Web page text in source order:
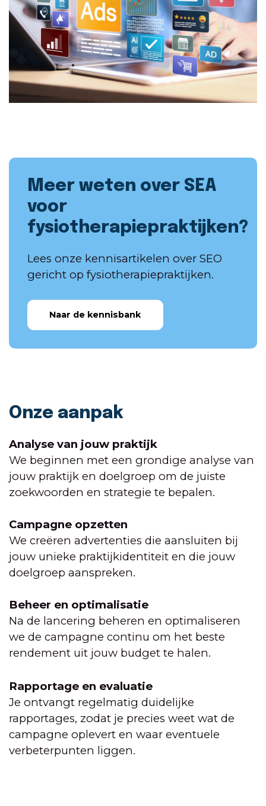
Meer weten over SEA
voor
fysiotherapiepraktijken?
Lees onze kennisartikelen over SEO
gericht op fysiotherapiepraktijken.
Naar de kennisbank
Onze aanpak
Analyse van jouw praktijk
We beginnen met een grondige analyse van
jouw praktijk en doelgroep om de juiste
zoekwoorden en strategie te bepalen.
Campagne opzetten
We creëren advertenties die aansluiten bij
jouw unieke praktijkidentiteit en die jouw
doelgroep aanspreken.
Beheer en optimalisatie
Na de lancering beheren en optimaliseren
we de campagne continu om het beste
rendement uit jouw budget te halen.
Rapportage en evaluatie
Je ontvangt regelmatig duidelijke
rapportages, zodat je precies weet wat de
campagne oplevert en waar eventuele
verbeterpunten liggen.